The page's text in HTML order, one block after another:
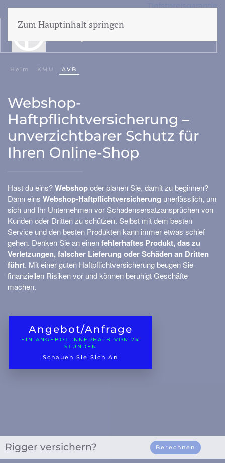
Zum Hauptinhalt springen
Cyber
WEGAS/WEGAM
Prozesskostenhilfe
Geschäftsschaden
Geldversicherung
Gebäudeversicherung
Vermögensversicherung
Garagenversicherung
Tiefstpreisgarantie
Heim KMU AVB
Webshop-
Haftpflichtversicherung –
unverzichtbarer Schutz für
Ihren Online-Shop
Hast du eins?Webshopoder planen Sie, damit zu beginnen?
Dann eins Webshop-Haftpflichtversicherung unerlässlich, um
sich und Ihr Unternehmen vor Schadensersatzansprüchen von
Kunden oder Dritten zu schützen. Selbst mit dem besten
Service und den besten Produkten kann immer etwas schief
gehen. Denken Sie an einenfehlerhaftes Produkt, das zu
Verletzungen, falscher Lieferung oder Schäden an Dritten
führt. Mit einer guten Haftpflichtversicherung beugen Sie
finanziellen Risiken vor und können beruhigt Geschäfte
machen.
Angebot/Anfrage
EIN ANGEBOT INNERHALB VON 24
STUNDEN
Schauen Sie Sich An
Rigger versichern? Berechnen